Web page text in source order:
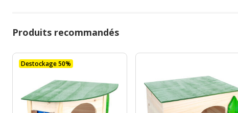
Produits recommandés
Destockage 50%